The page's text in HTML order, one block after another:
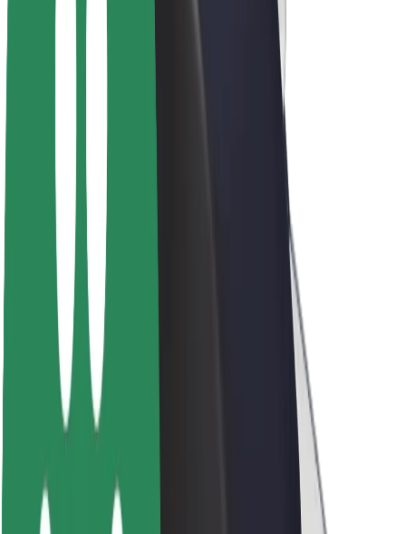
Flotily
Projekt Zero
Blog
Tiskové centrum
Pokyny ke značce
Naše poslání
Vztahy s investory
Vedení
Značka
Městský fond